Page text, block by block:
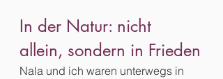
In der Natur: nicht
allein, sondern in Frieden
Nala und ich waren unterwegs in